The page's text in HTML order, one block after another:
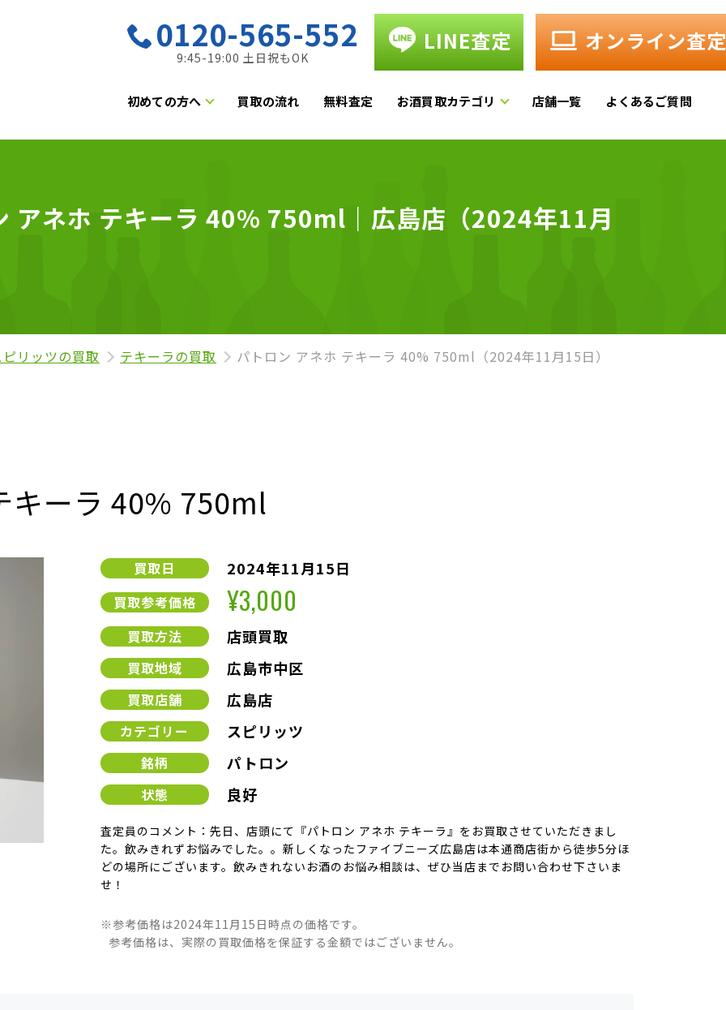
0120-565-552
9:45-19:00 土日祝もOK
LINE査定 オンライン査定
初めての方へ 買取の流れ 無料査定 お酒買取カテゴリ 店舗一覧 よくあるご質問
アネホ テキーラ 40% 750ml｜広島店（2024年11月
リッツの買取 テキーラの買取 パトロン アネホ テキーラ 40% 750ml（2024年11月15日）
キーラ 40% 750ml
買取日 2024年11月15日
買取参考価格 ¥3,000
買取方法 店頭買取
買取地域 広島市中区
買取店舗 広島店
カテゴリー スピリッツ
銘柄 パトロン
状態 良好
査定員のコメント：先日、店頭にて『パトロン アネホ テキーラ』をお買取させていただきまし
た。飲みきれずお悩みでした。。新しくなったファイブニーズ広島店は本通商店街から徒歩5分ほ
どの場所にございます。飲みきれないお酒のお悩み相談は、ぜひ当店までお問い合わせ下さいま
せ！
※参考価格は2024年11月15日時点の価格です。
参考価格は、実際の買取価格を保証する金額ではございません。